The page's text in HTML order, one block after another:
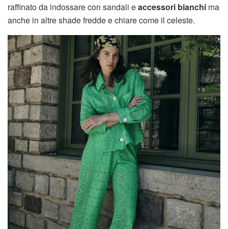
raffinato da indossare con sandali eaccessori bianchi ma
anche in altre shade fredde e chiare come il celeste.